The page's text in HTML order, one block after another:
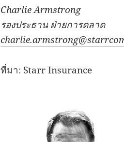
Charlie Armstrong
รองประธาน ฝ่ายการตลาด
ที่มา: Starr Insurance